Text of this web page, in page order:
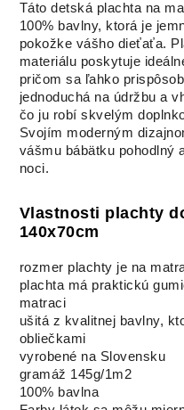
Táto detská plachta na
100% bavlny, ktorá je
pokožke vášho dieťaťa.
materiálu poskytuje
pričom sa ľahko
jednoduchá na údržbu a
čo ju robí skvelým
Svojím moderným
vášmu bábätku pohodlný
noci.
Vlastnosti plachty
140x70cm
rozmer plachty je na
plachta má praktickú
matraci
ušitá z kvalitnej bavlny,
obliečkami
vyrobené na Slovensku
gramáž 145g/1m2
100% bavlna